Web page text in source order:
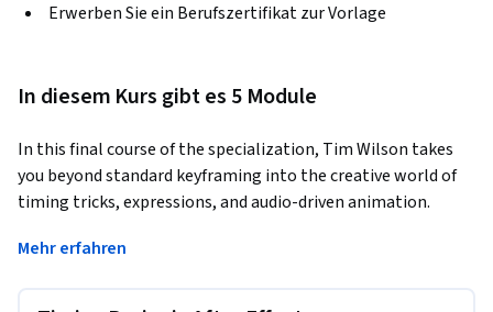
Erwerben Sie ein Berufszertifikat zur Vorlage
In diesem Kurs gibt es 5 Module
In this final course of the specialization, Tim Wilson takes
you beyond standard keyframing into the creative world of
timing tricks, expressions, and audio-driven animation.
By the end of this course, you’ll be able to:
Mehr erfahren